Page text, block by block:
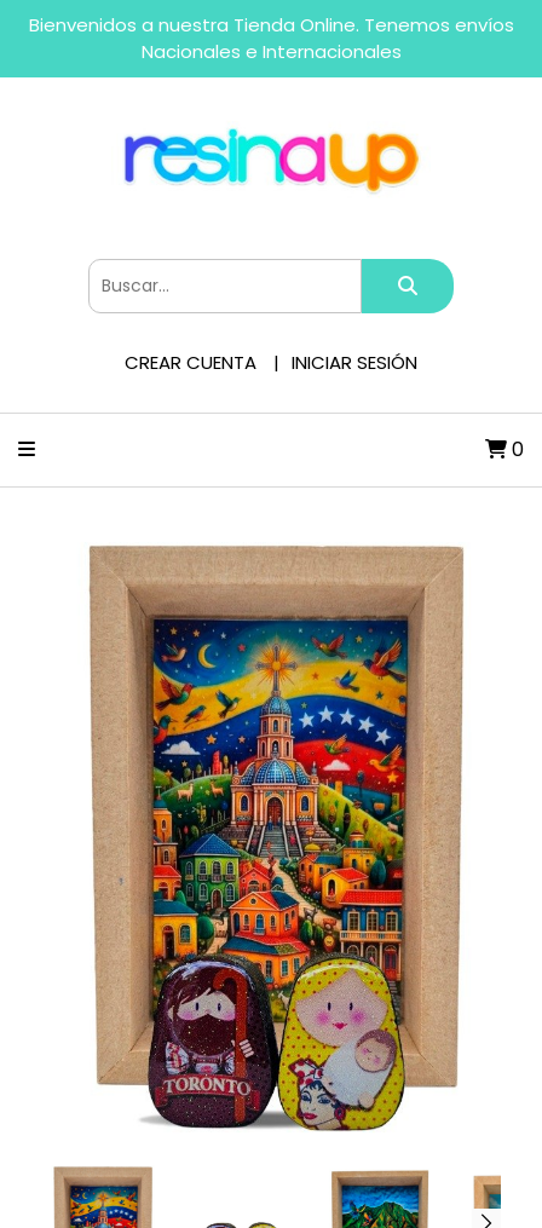
Bienvenidos a nuestra Tienda Online. Tenemos envíos
Nacionales e Internacionales
CREAR CUENTA INICIAR SESIÓN
0